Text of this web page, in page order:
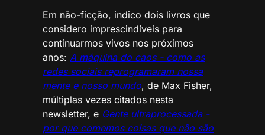
Em não-ficção, indico dois livros que
considero imprescindíveis para
continuarmos vivos nos próximos
anos: A máquina do caos - como as
redes sociais reprogramaram nossa
mente e nosso mundo, de Max Fisher,
múltiplas vezes citados nesta
newsletter, e Gente ultraprocessada -
por que comemos coisas que não são